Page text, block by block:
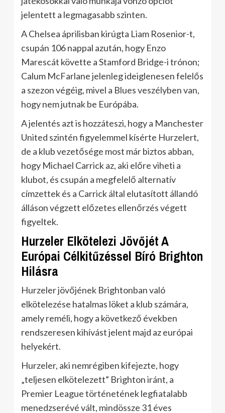
jelentett a legmagasabb szinten.
A Chelsea áprilisban kirúgta Liam Rosenior-t,
csupán 106 nappal azután, hogy Enzo
Marescát követte a Stamford Bridge-i trónon;
Calum McFarlane jelenleg ideiglenesen felelős
a szezon végéig, mivel a Blues veszélyben van,
hogy nem jutnak be Európába.
A jelentés azt is hozzáteszi, hogy a Manchester
United szintén figyelemmel kísérte Hurzelert,
de a klub vezetősége most már biztos abban,
hogy Michael Carrick az, aki előre viheti a
klubot, és csupán a megfelelő alternatív
címzettek és a Carrick által elutasított állandó
álláson végzett előzetes ellenőrzés végett
figyeltek.
Hurzeler Elkötelezi Jövőjét A
Európai Célkitűzéssel Bíró Brighton
Hilásra
Hurzeler jövőjének Brightonban való
elkötelezése hatalmas löket a klub számára,
amely reméli, hogy a következő években
rendszeresen kihívást jelent majd az európai
helyekért.
Hurzeler, aki nemrégiben kifejezte, hogy
„teljesen elkötelezett” Brighton iránt, a
Premier League történetének legfiatalabb
menedzserévé vált, mindössze 31 éves